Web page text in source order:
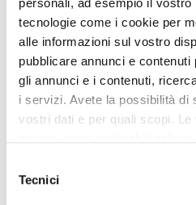
personali, ad esempio il
tecnologie come i cookie per
alle informazioni sul vostro
pubblicare annunci e
gli annunci e i contenuti,
i servizi. Avete la possibilità di
vostri dati e per quali scopi.
modificare o revocare il proprio
momento dalla Dichiarazione
delTecnici
Cesano